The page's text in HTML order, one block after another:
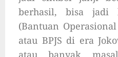
berhasil, bisa jadi
(Bantuan
atau BPJS di era
atau banyak